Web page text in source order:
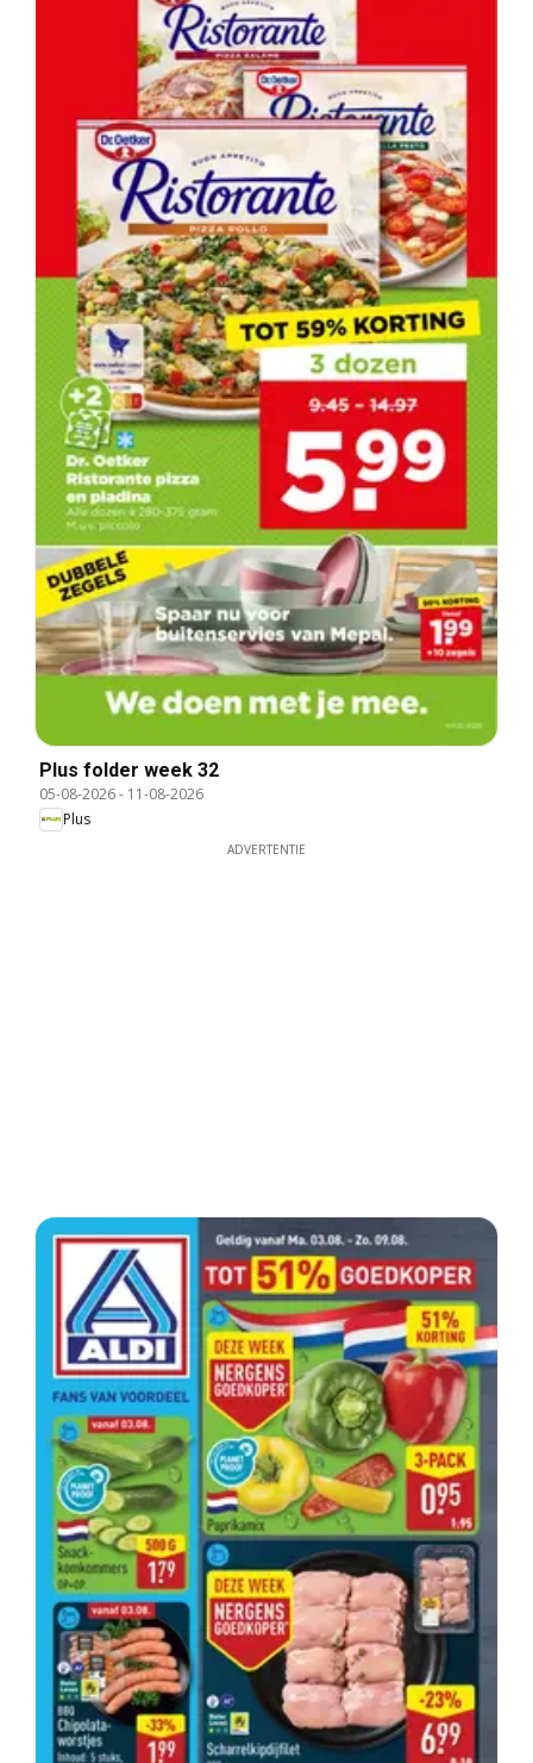
Plus folder week 32
05-08-2026- 11-08-2026
Plus
ADVERTENTIE